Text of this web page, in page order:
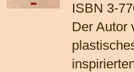
ISBN 3-
Der Autor